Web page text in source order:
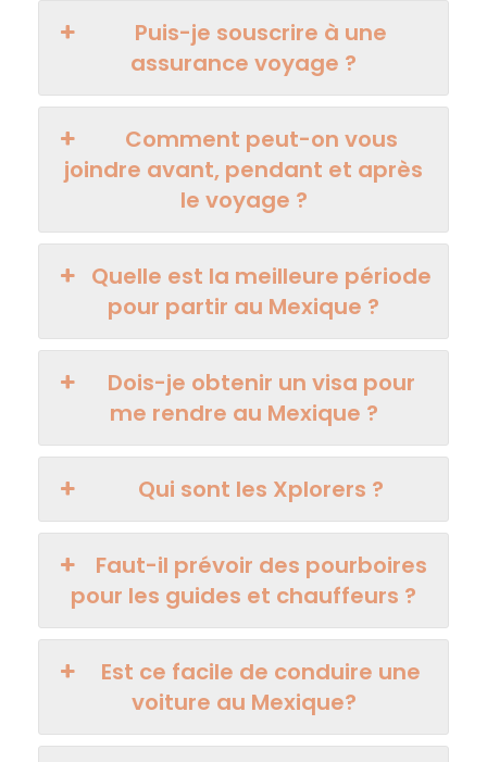
Puis-je souscrire à une
assurance voyage ?
Comment peut-on vous
joindre avant, pendant et après
le voyage ?
Quelle est la meilleure période
pour partir au Mexique ?
Dois-je obtenir un visa pour
me rendre au Mexique ?
Qui sont les Xplorers ?
Faut-il prévoir des pourboires
pour les guides et chauffeurs ?
Est ce facile de conduire une
voiture au Mexique?